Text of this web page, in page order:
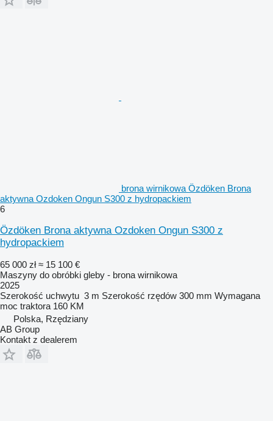
brona wirnikowa Özdöken Brona
aktywna Ozdoken Ongun S300 z hydropackiem
6
Özdöken Brona aktywna Ozdoken Ongun S300 z
hydropackiem
65 000 zł ≈ 15 100 €
Maszyny do obróbki gleby - brona wirnikowa
2025
Szerokość uchwytu 3 m Szerokość rzędów 300 mm Wymagana
moc traktora 160 KM
Polska, Rzędziany
AB Group
Kontakt z dealerem